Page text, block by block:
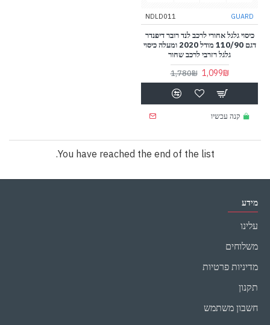
GUARD
NDLD011
כיסוי גלגל אחורי לרכב לנד רובר דיפנדר
דגם 110/90 מודל 2020 ומעלה כיסוי
גלגל רזרבי לרכב שחור
1,099₪
1,780₪
קנה עכשיו
You have reached the end of the list.
מידע
עלינו
משלוחים
מדיניות פרטיות
תקנון
חשבון משתמש